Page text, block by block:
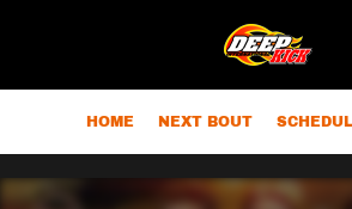
HOME NEXT BOUT
RANKING CHAMPIONS